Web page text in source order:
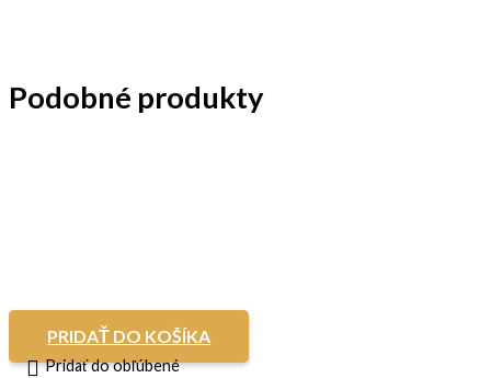
Podobné produkty
PRIDAŤ DO KOŠÍKA
Pridať do obľúbené